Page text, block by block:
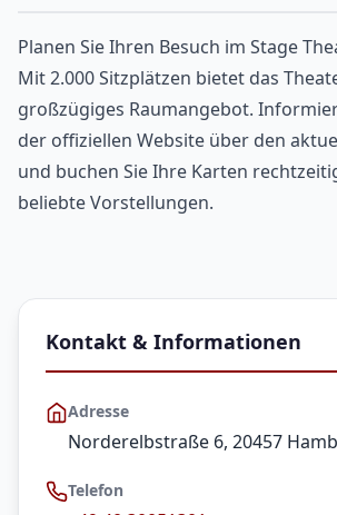
Planen Sie Ihren Besuch im Stage
Mit 2.000 Sitzplätzen bietet das
großzügiges Raumangebot.
der offiziellen Website über den
und buchen Sie Ihre Karten
beliebte Vorstellungen.
Kontakt & Informationen
Adresse
Norderelbstraße 6, 20457
Telefon